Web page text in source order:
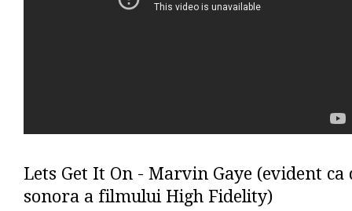
Lets Get It On - Marvin Gaye (evident ca
sonora a filmului High Fidelity)